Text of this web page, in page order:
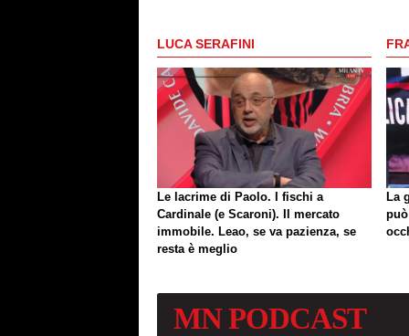
LUCA SERAFINI
Le lacrime di Paolo. I fischi a
Cardinale (e Scaroni). Il mercato
immobile. Leao, se va pazienza, se
resta è meglio
La
MNPODCAST